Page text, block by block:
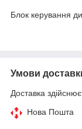
Блок керування
Умови
Доставка
Нова Пошта